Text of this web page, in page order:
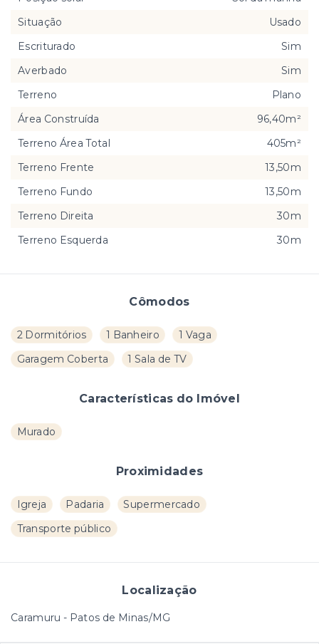
Cômodos
2 Dormitórios 1 Banheiro
1 Vaga
Garagem Coberta
1 Sala de TV
Características do Imóvel
Murado
Proximidades
Igreja Padaria
Supermercado
Transporte público
Localização
Caramuru - Patos de Minas/MG
Situação
Usado
Escriturado
Sim
Averbado
Sim
Terreno
Plano
Área Construída
96,40m²
Terreno Área Total
405m²
Terreno Frente
13,50m
Terreno Fundo
13,50m
Terreno Direita
30m
Terreno Esquerda
30m